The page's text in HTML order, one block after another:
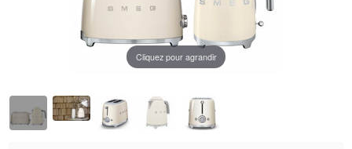
Cliquez pour agrandir